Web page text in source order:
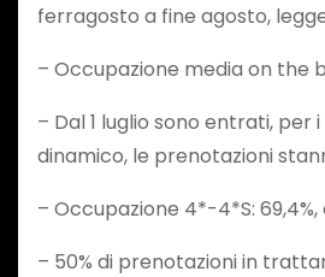
ferragosto a fine agosto,
– Occupazione media on the
– Dal 1 luglio sono entrati,
dinamico, le prenotazioni
– Occupazione 4*-4*S:
– 50% di prenotazioni in